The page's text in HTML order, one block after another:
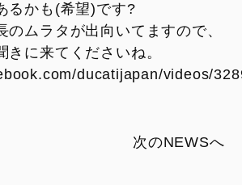
ーター
るかも(希望)です?
のムラタが出向いてますので、
きに来てくださいね。
ducatijapan/videos/
次のNEWSへ